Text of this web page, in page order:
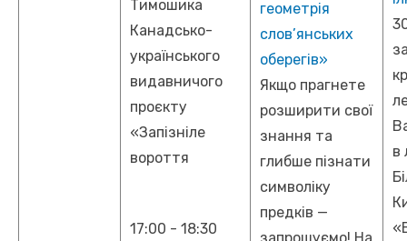
Тимошика
Канадсько-
українського
видавничого
проєкту
«Запізніле
вороття
17:00 - 18:30
геометрія
слов’янських
оберегів»
Якщо прагнете
розширити свої
знання та
глибше пізнати
символіку
предків —
в